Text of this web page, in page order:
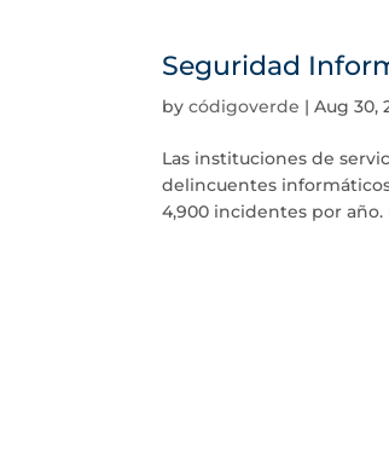
Seguridad
bycódigoverde |Aug 30,
Las instituciones de
delincuentes
4,900 incidentes por año.